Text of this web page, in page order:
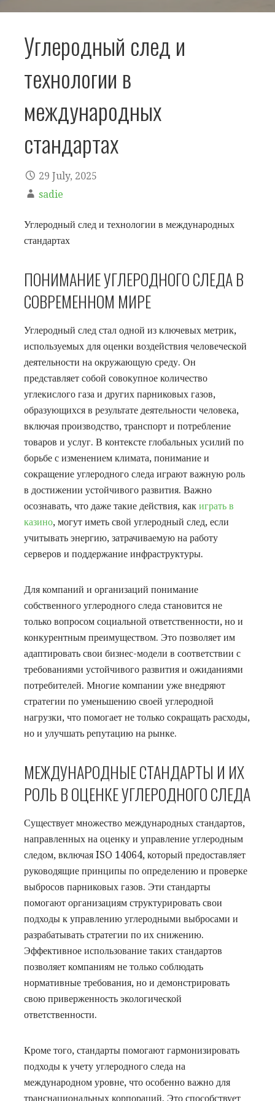
Углеродный след и
технологии в
международных
стандартах
29 July, 2025
sadie
Углеродный след и технологии в международных
стандартах
ПОНИМАНИЕ УГЛЕРОДНОГО СЛЕДА В
СОВРЕМЕННОМ МИРЕ
Углеродный след стал одной из ключевых метрик,
используемых для оценки воздействия человеческой
деятельности на окружающую среду. Он
представляет собой совокупное количество
углекислого газа и других парниковых газов,
образующихся в результате деятельности человека,
включая производство, транспорт и потребление
товаров и услуг. В контексте глобальных усилий по
борьбе с изменением климата, понимание и
сокращение углеродного следа играют важную роль
в достижении устойчивого развития. Важно
осознавать, что даже такие действия, как играть в
казино, могут иметь свой углеродный след, если
учитывать энергию, затрачиваемую на работу
серверов и поддержание инфраструктуры.
Для компаний и организаций понимание
собственного углеродного следа становится не
только вопросом социальной ответственности, но и
конкурентным преимуществом. Это позволяет им
адаптировать свои бизнес-модели в соответствии с
требованиями устойчивого развития и ожиданиями
потребителей. Многие компании уже внедряют
стратегии по уменьшению своей углеродной
нагрузки, что помогает не только сокращать расходы,
но и улучшать репутацию на рынке.
МЕЖДУНАРОДНЫЕ СТАНДАРТЫ И ИХ
РОЛЬ В ОЦЕНКЕ УГЛЕРОДНОГО СЛЕДА
Существует множество международных стандартов,
направленных на оценку и управление углеродным
следом, включая ISO 14064, который предоставляет
руководящие принципы по определению и проверке
выбросов парниковых газов. Эти стандарты
помогают организациям структурировать свои
подходы к управлению углеродными выбросами и
разрабатывать стратегии по их снижению.
Эффективное использование таких стандартов
позволяет компаниям не только соблюдать
нормативные требования, но и демонстрировать
свою приверженность экологической
ответственности.
Кроме того, стандарты помогают гармонизировать
подходы к учету углеродного следа на
международном уровне, что особенно важно для
транснациональных корпораций. Это способствует